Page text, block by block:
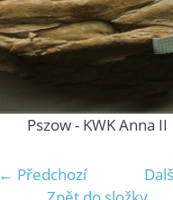
Pszow - KWK Anna II
← Předchozí